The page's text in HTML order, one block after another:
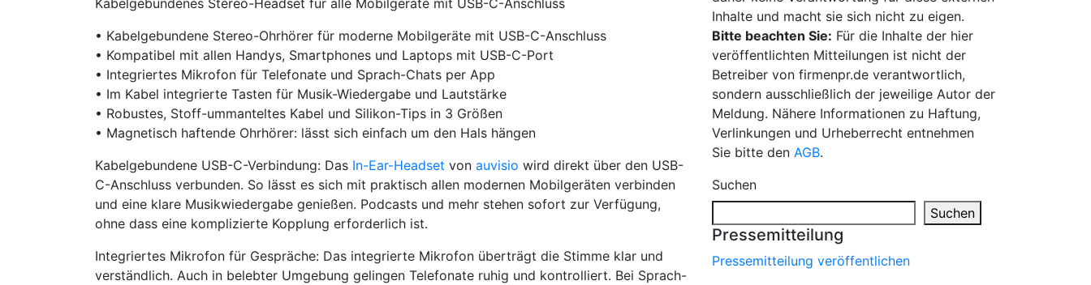
Kabelgebundenes Stereo-Headset für alle Mobilgeräte mit USB-C-Anschluss
• Kabelgebundene Stereo-Ohrhörer für moderne Mobilgeräte mit USB-C-Anschluss
• Kompatibel mit allen Handys, Smartphones und Laptops mit USB-C-Port
• Integriertes Mikrofon für Telefonate und Sprach-Chats per App
• Im Kabel integrierte Tasten für Musik-Wiedergabe und Lautstärke
• Robustes, Stoff-ummanteltes Kabel und Silikon-Tips in 3 Größen
• Magnetisch haftende Ohrhörer: lässt sich einfach um den Hals hängen
Kabelgebundene USB-C-Verbindung: Das In-Ear-Headset von auvisio wird direkt über den USB-
C-Anschluss verbunden. So lässt es sich mit praktisch allen modernen Mobilgeräten verbinden
und eine klare Musikwiedergabe genießen. Podcasts und mehr stehen sofort zur Verfügung,
ohne dass eine komplizierte Kopplung erforderlich ist.
Integriertes Mikrofon für Gespräche: Das integrierte Mikrofon überträgt die Stimme klar und
verständlich. Auch in belebter Umgebung gelingen Telefonate ruhig und kontrolliert. Bei Sprach-
Inhalte und macht sie sich nicht zu eigen.
Bitte beachten Sie: Für die Inhalte der hier
veröffentlichten Mitteilungen ist nicht der
Betreiber von firmenpr.de verantwortlich,
sondern ausschließlich der jeweilige Autor der
Meldung. Nähere Informationen zu Haftung,
Verlinkungen und Urheberrecht entnehmen
Sie bitte den AGB.
Suchen
Suchen
Pressemitteilung
Pressemitteilung veröffentlichen